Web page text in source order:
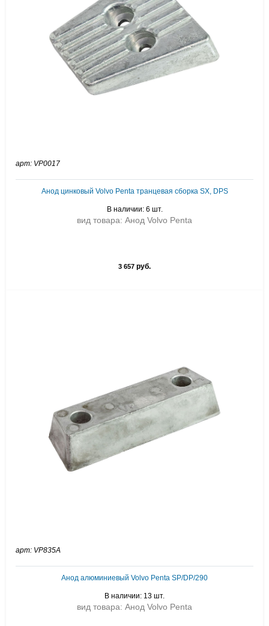
арт: VP0017
Анод цинковый Volvo Penta транцевая сборка SX, DPS
В наличии: 6 шт.
вид товара: Анод Volvo Penta
3 657 руб.
арт: VP835A
Анод алюминиевый Volvo Penta SP/DP/290
В наличии: 13 шт.
вид товара: Анод Volvo Penta